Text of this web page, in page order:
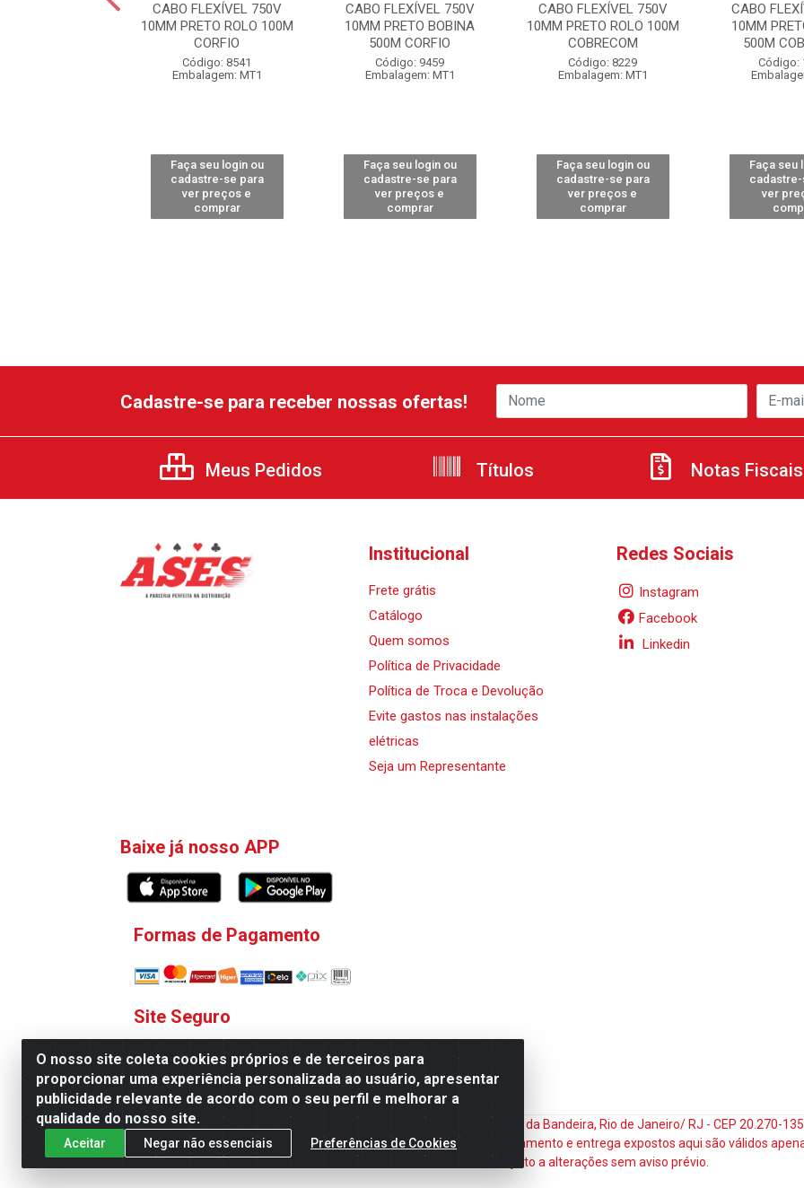
CABO FLEXÍVEL 750V
10MM PRETO ROLO 100M
CORFIO
Código: 8541
Embalagem: MT1
Faça seu login ou
cadastre-se para
ver preços e
comprar
CABO FLEXÍVEL 750V
10MM PRETO BOBINA
500M CORFIO
Código: 9459
Embalagem: MT1
Faça seu login ou
cadastre-se para
ver preços e
comprar
CABO FLEXÍVEL 750V
10MM PRETO ROLO 100M
COBRECOM
Código: 8229
Embalagem: MT1
Faça seu login ou
cadastre-se para
ver preços e
comprar
CABO
10MM
500M
Código:
Faça seu
ver
O nosso site coleta cookies próprios e de terceiros para
proporcionar uma experiência personalizada ao usuário, apresentar
publicidade relevante de acordo com o seu perfil e melhorar a
qualidade do nosso site.
Aceitar Negar não essenciais Preferências de Cookies
Cadastre-se para receber nossas ofertas!
Meus Pedidos Títulos Notas Fiscais
Institucional
Frete grátis
Catálogo
Quem somos
Política de Privacidade
Política de Troca e Devolução
Evite gastos nas instalações
elétricas
Seja um Representante
Redes Sociais
Instagram
Facebook
Linkedin
Baixe já nosso APP
Formas de Pagamento
Site Seguro
V. C. Ferragens LTDA - Rua do Matoso, 132 - Praça da Bandeira, Rio de Janeiro/ RJ - CEP 20.270-
Todas as regras de promoções, descontos, preços e prazos de pagamento e entrega expostos aqui são válidos
sujeito a alterações sem aviso prévio.